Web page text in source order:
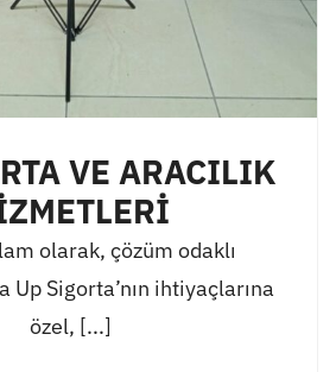
VE ARACILIK
olarak, çözüm odaklı
Up Sigorta’nın ihtiyaçlarına
özel, [...]